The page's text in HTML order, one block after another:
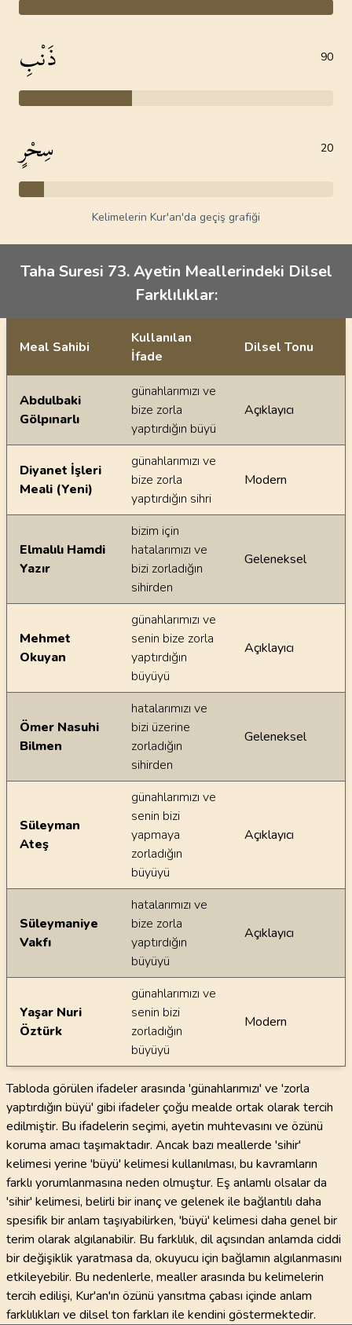
ذَنْبِ 90
سِحْرٍ 20
Kelimelerin Kur'an'da geçiş grafiği
Taha Suresi 73. Ayetin Meallerindeki Dilsel
Farklılıklar:
Ayetin meallerindeki dilsel farklılıklar
Meal Sahibi
Kullanılan
İfade
Dilsel Tonu
Abdulbaki
Gölpınarlı
günahlarımızı ve
bize zorla
yaptırdığın büyü
Açıklayıcı
Diyanet İşleri
Meali (Yeni)
günahlarımızı ve
bize zorla
yaptırdığın sihri
Modern
Elmalılı Hamdi
Yazır
bizim için
hatalarımızı ve
bizi zorladığın
sihirden
Geleneksel
Mehmet
Okuyan
günahlarımızı ve
senin bize zorla
yaptırdığın
büyüyü
Açıklayıcı
Ömer Nasuhi
Bilmen
hatalarımızı ve
bizi üzerine
zorladığın
sihirden
Geleneksel
Süleyman
Ateş
günahlarımızı ve
senin bizi
yapmaya
zorladığın
büyüyü
Açıklayıcı
Süleymaniye
Vakfı
hatalarımızı ve
bize zorla
yaptırdığın
büyüyü
Açıklayıcı
Yaşar Nuri
Öztürk
günahlarımızı ve
senin bizi
zorladığın
büyüyü
Modern
Tabloda görülen ifadeler arasında 'günahlarımızı' ve 'zorla
yaptırdığın büyü' gibi ifadeler çoğu mealde ortak olarak tercih
edilmiştir. Bu ifadelerin seçimi, ayetin muhtevasını ve özünü
koruma amacı taşımaktadır. Ancak bazı meallerde 'sihir'
kelimesi yerine 'büyü' kelimesi kullanılması, bu kavramların
farklı yorumlanmasına neden olmuştur. Eş anlamlı olsalar da
'sihir' kelimesi, belirli bir inanç ve gelenek ile bağlantılı daha
spesifik bir anlam taşıyabilirken, 'büyü' kelimesi daha genel bir
terim olarak algılanabilir. Bu farklılık, dil açısından anlamda ciddi
bir değişiklik yaratmasa da, okuyucu için bağlamın algılanmasını
etkileyebilir. Bu nedenlerle, mealler arasında bu kelimelerin
tercih edilişi, Kur'an'ın özünü yansıtma çabası içinde anlam
farklılıkları ve dilsel ton farkları ile kendini göstermektedir.